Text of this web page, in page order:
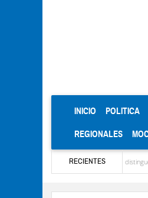
INICIO (CURRENT)
POLITICA
REGIONALES
RECIENTES
CIEPROL-ULA distingue al